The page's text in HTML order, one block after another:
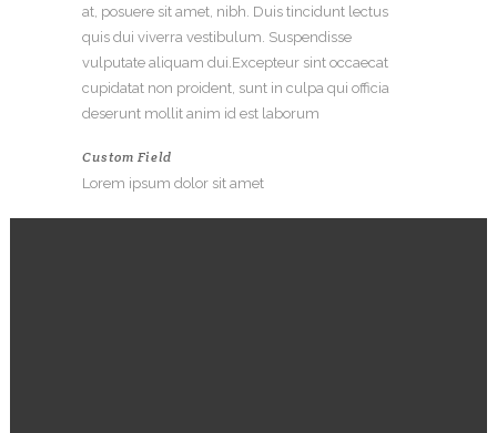
at, posuere sit amet, nibh. Duis tincidunt lectus
quis dui viverra vestibulum. Suspendisse
vulputate aliquam dui.Excepteur sint occaecat
cupidatat non proident, sunt in culpa qui officia
deserunt mollit anim id est laborum
Custom Field
Lorem ipsum dolor sit amet